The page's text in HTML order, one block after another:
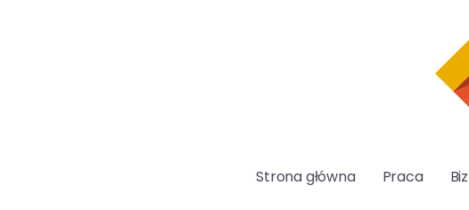
Strona główna Praca